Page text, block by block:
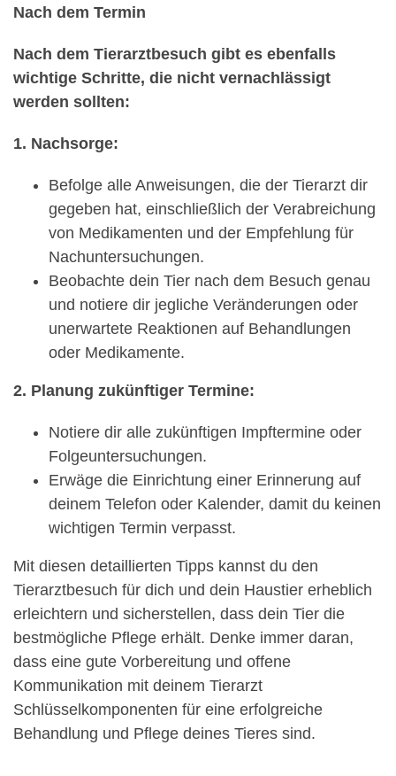
Nach dem Termin
Nach dem Tierarztbesuch gibt es ebenfalls
wichtige Schritte, die nicht vernachlässigt
werden sollten:
1. Nachsorge:
Befolge alle Anweisungen, die der Tierarzt dir
gegeben hat, einschließlich der Verabreichung
von Medikamenten und der Empfehlung für
Nachuntersuchungen.
Beobachte dein Tier nach dem Besuch genau
und notiere dir jegliche Veränderungen oder
unerwartete Reaktionen auf Behandlungen
oder Medikamente.
2. Planung zukünftiger Termine:
Notiere dir alle zukünftigen Impftermine oder
Folgeuntersuchungen.
Erwäge die Einrichtung einer Erinnerung auf
deinem Telefon oder Kalender, damit du keinen
wichtigen Termin verpasst.
Mit diesen detaillierten Tipps kannst du den
Tierarztbesuch für dich und dein Haustier erheblich
erleichtern und sicherstellen, dass dein Tier die
bestmögliche Pflege erhält. Denke immer daran,
dass eine gute Vorbereitung und offene
Kommunikation mit deinem Tierarzt
Schlüsselkomponenten für eine erfolgreiche
Behandlung und Pflege deines Tieres sind.